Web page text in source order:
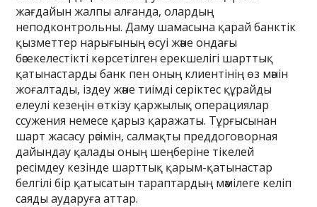
жағдайын жалпы алғанда, олардың
неподконтрольны. Даму шамасына қарай банктік
қызметтер нарығының өсуі және ондағы
бәсекелестікті көрсетілген ерекшелігі шарттық
қатынастарды банк пен оның клиентінің өз мәнін
жоғалтады, іздеу және тиімді серіктес құрайды
елеулі кезеңін өткізу қаржылық операциялар
ссужения немесе қарыз қаражаты. Тұрғысынан
шарт жасасу рәсімін, салмақты преддоговорная
дайындау қалады оның шеңберіне тікелей
ресімдеу кезінде шарттық қарым-қатынастар
белгілі бір қатысатын тараптардың мәмілеге келіп
саяды аударуға аттар.